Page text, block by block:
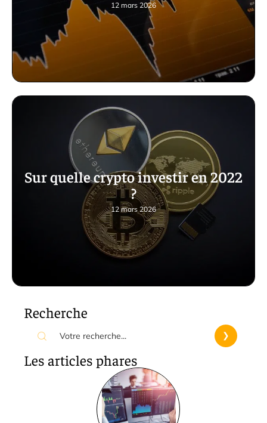
12 mars 2026
Sur quelle crypto investir en 2022
?
12 mars 2026
Recherche
Les articles phares